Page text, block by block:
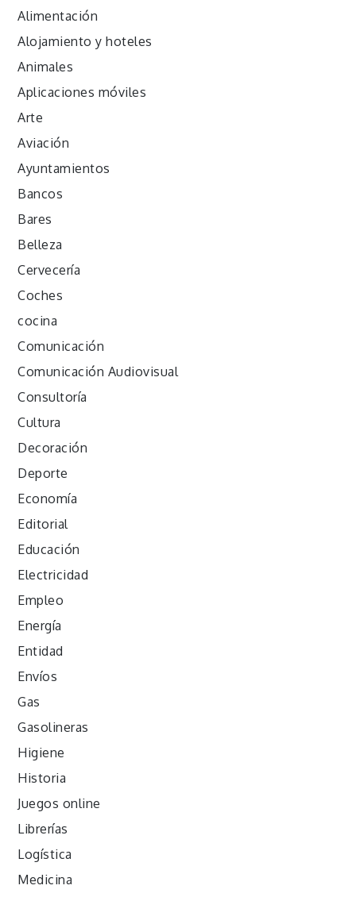
Alimentación
Alojamiento y hoteles
Animales
Aplicaciones móviles
Arte
Aviación
Ayuntamientos
Bancos
Bares
Belleza
Cervecería
Coches
cocina
Comunicación
Comunicación Audiovisual
Consultoría
Cultura
Decoración
Deporte
Economía
Editorial
Educación
Electricidad
Empleo
Energía
Entidad
Envíos
Gas
Gasolineras
Higiene
Historia
Juegos online
Librerías
Logística
Medicina